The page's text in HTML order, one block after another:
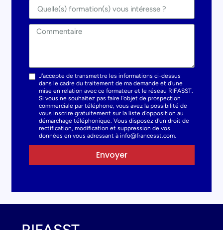
J'accepte de transmettre les informations ci-dessus
dans le cadre du traitement de ma demande et d'une
mise en relation avec ce formateur et le réseau RIFASST.
Si vous ne souhaitez pas faire l'objet de prospection
commerciale par téléphone, vous avez la possibilité de
vous inscrire gratuitement sur la liste d'opposition au
démarchage téléphonique. Vous disposez d'un droit de
rectification, modification et suppression de vos
données en vous adressant à info@francesst.com.
Envoyer